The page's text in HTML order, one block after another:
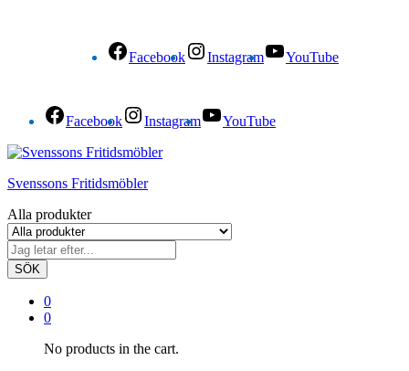
Facebook Instagram YouTube
Facebook Instagram YouTube
Svenssons Fritidsmöbler
Alla produkter
SÖK
0
0
No products in the cart.